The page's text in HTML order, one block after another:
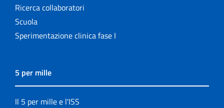
Ricerca collaboratori
Scuola
Sperimentazione clinica fase I
5 per mille
Il 5 per mille e l'ISS